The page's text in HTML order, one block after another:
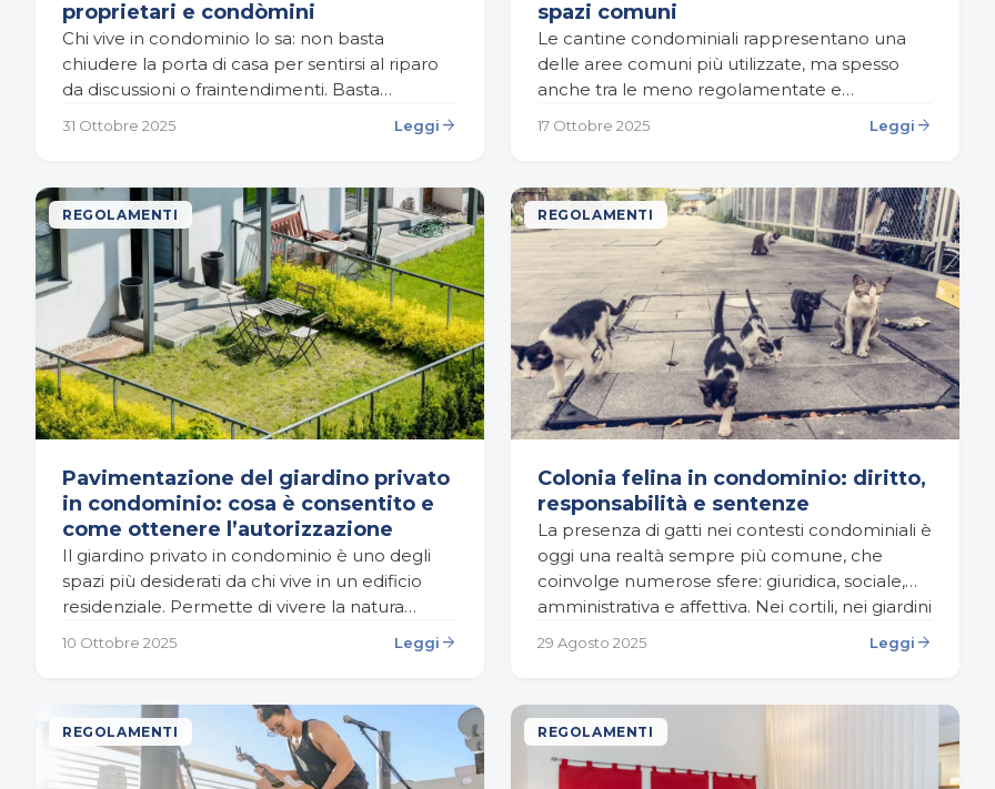
proprietari e condòmini
Chi vive in condominio lo sa: non basta
chiudere la porta di casa per sentirsi al riparo
da discussioni o fraintendimenti. Basta
31 Ottobre 2025 Leggi arrow_forward
spazi comuni
Le cantine condominiali rappresentano una
delle aree comuni più utilizzate, ma spesso
anche tra le meno regolamentate e
comprese dai condòmini. Sebbene non si
17 Ottobre 2025 Leggi arrow_forward
REGOLAMENTI
Pavimentazione del giardino privato
in condominio: cosa è consentito e
come ottenere l’autorizzazione
Il giardino privato in condominio è uno degli
spazi più desiderati da chi vive in un edificio
residenziale. Permette di vivere la natura
anche in città, di creare un’area relax…
10 Ottobre 2025 Leggi arrow_forward
REGOLAMENTI
Colonia felina in condominio: diritto,
responsabilità e sentenze
La presenza di gatti nei contesti condominiali è
oggi una realtà sempre più comune, che
coinvolge numerose sfere: giuridica, sociale,
amministrativa e affettiva. Nei cortili, nei giardini
29 Agosto 2025 Leggi arrow_forward
REGOLAMENTI REGOLAMENTI